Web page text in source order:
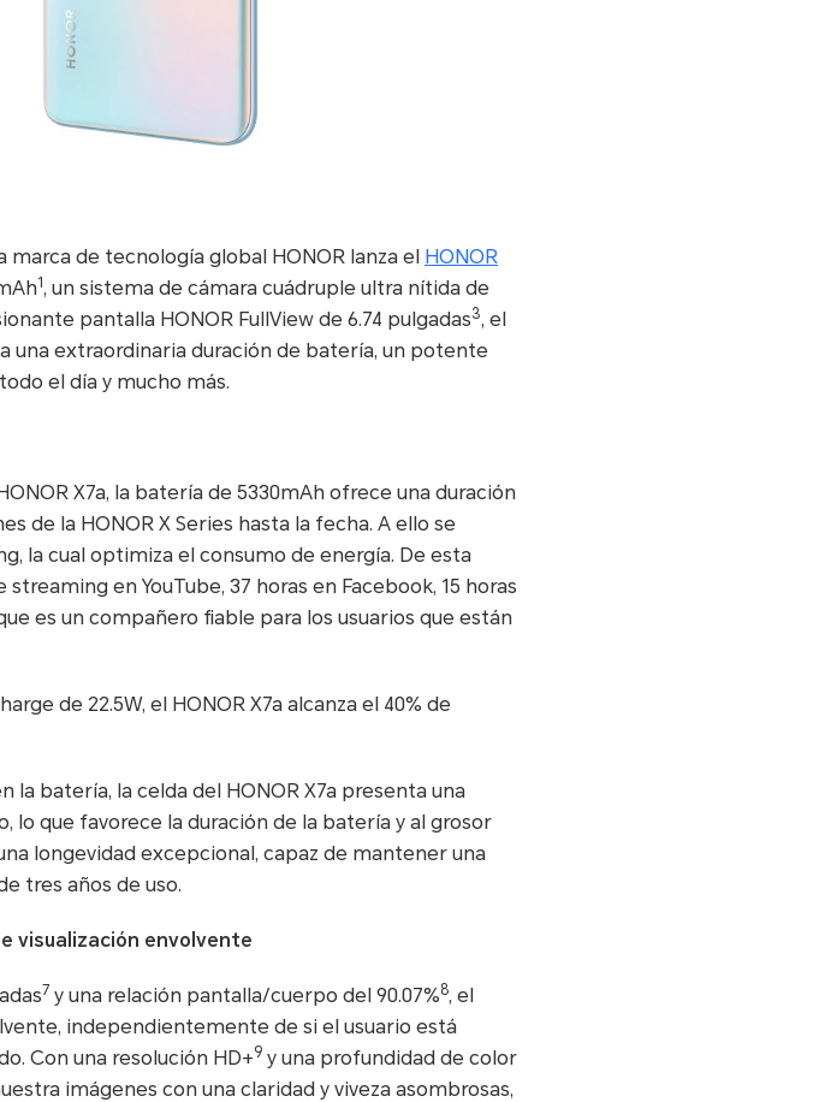
marca de tecnología global HONOR lanza el HONOR
1, un sistema de cámara cuádruple ultra nítida de
pantalla HONOR FullView de 6.74 pulgadas3, el
una extraordinaria duración de batería, un potente
el día y mucho más.
X7a, la batería de 5330mAh ofrece una duración
de la HONOR X Series hasta la fecha. A ello se
la cual optimiza el consumo de energía. De esta
en YouTube, 37 horas en Facebook, 15 horas
es un compañero fiable para los usuarios que están
de 22.5W, el HONOR X7a alcanza el 40% de
batería, la celda del HONOR X7a presenta una
lo que favorece la duración de la batería y al grosor
longevidad excepcional, capaz de mantener una
tres años de uso.
visualización envolvente
7 y una relación pantalla/cuerpo del 90.07%8, el
independientemente de si el usuario está
Con una resolución HD+9 y una profundidad de color
imágenes con una claridad y viveza asombrosas,